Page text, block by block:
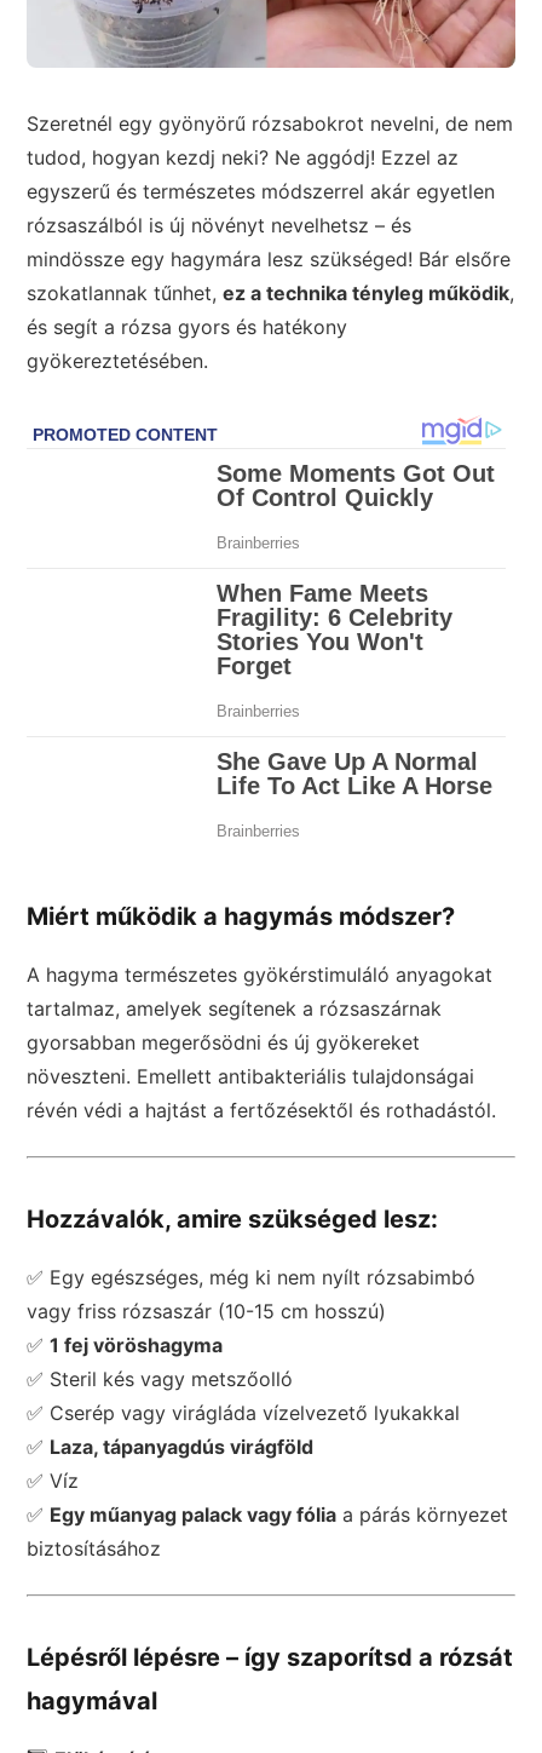
Szeretnél egy gyönyörű rózsabokrot nevelni, de nem
tudod, hogyan kezdj neki? Ne aggódj! Ezzel az
egyszerű és természetes módszerrel akár egyetlen
rózsaszálból is új növényt nevelhetsz – és
mindössze egy hagymára lesz szükséged! Bár elsőre
szokatlannak tűnhet,ez a technika tényleg működik,
és segít a rózsa gyors és hatékony
gyökereztetésében.
Miért működik a hagymás módszer?
A hagyma természetes gyökérstimuláló anyagokat
tartalmaz, amelyek segítenek a rózsaszárnak
gyorsabban megerősödni és új gyökereket
növeszteni. Emellett antibakteriális tulajdonságai
révén védi a hajtást a fertőzésektől és rothadástól.
Hozzávalók, amire szükséged lesz:
✅ Egy egészséges, még ki nem nyílt rózsabimbó
vagy friss rózsaszár (10-15 cm hosszú)
✅1 fej vöröshagyma
✅ Steril kés vagy metszőolló
✅ Cserép vagy virágláda vízelvezető lyukakkal
✅ Laza, tápanyagdús virágföld
✅ Víz
✅ Egy műanyag palack vagy fólia a párás környezet
biztosításához
Lépésről lépésre – így szaporítsd a rózsát
hagymával